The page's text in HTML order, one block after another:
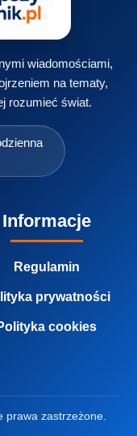
wiadomościami,
na tematy,
rozumieć świat.
Informacje
Regulamin
prywatności
cookies
prawa zastrzeżone.